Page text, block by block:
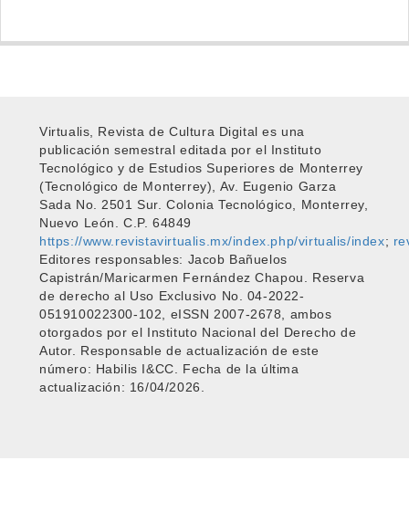
Virtualis, Revista de Cultura Digital es una
publicación semestral editada por el Instituto
Tecnológico y de Estudios Superiores de Monterrey
(Tecnológico de Monterrey), Av. Eugenio Garza
Sada No. 2501 Sur. Colonia Tecnológico, Monterrey,
Nuevo León. C.P. 64849
https://www.revistavirtualis.mx/index.php/virtualis/index;
Editores responsables: Jacob Bañuelos
Capistrán/Maricarmen Fernández Chapou. Reserva
de derecho al Uso Exclusivo No. 04-2022-
051910022300-102, eISSN 2007-2678, ambos
otorgados por el Instituto Nacional del Derecho de
Autor. Responsable de actualización de este
número: Habilis I&CC. Fecha de la última
actualización: 16/04/2026.